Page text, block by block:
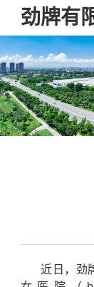
劲牌有
近日，劲